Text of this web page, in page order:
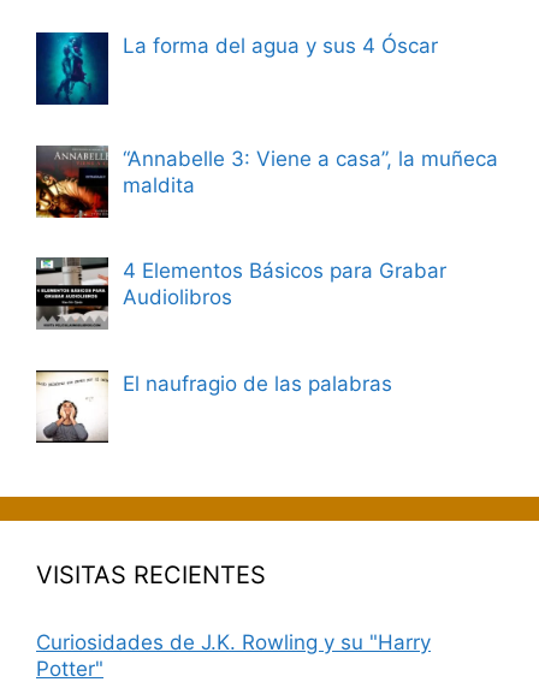
La forma del agua y sus 4 Óscar
“Annabelle 3: Viene a casa”, la muñeca
maldita
4 Elementos Básicos para Grabar
Audiolibros
El naufragio de las palabras
VISITAS RECIENTES
Curiosidades de J.K. Rowling y su "Harry
Potter"